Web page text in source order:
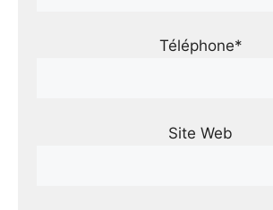
Téléphone*
Site Web